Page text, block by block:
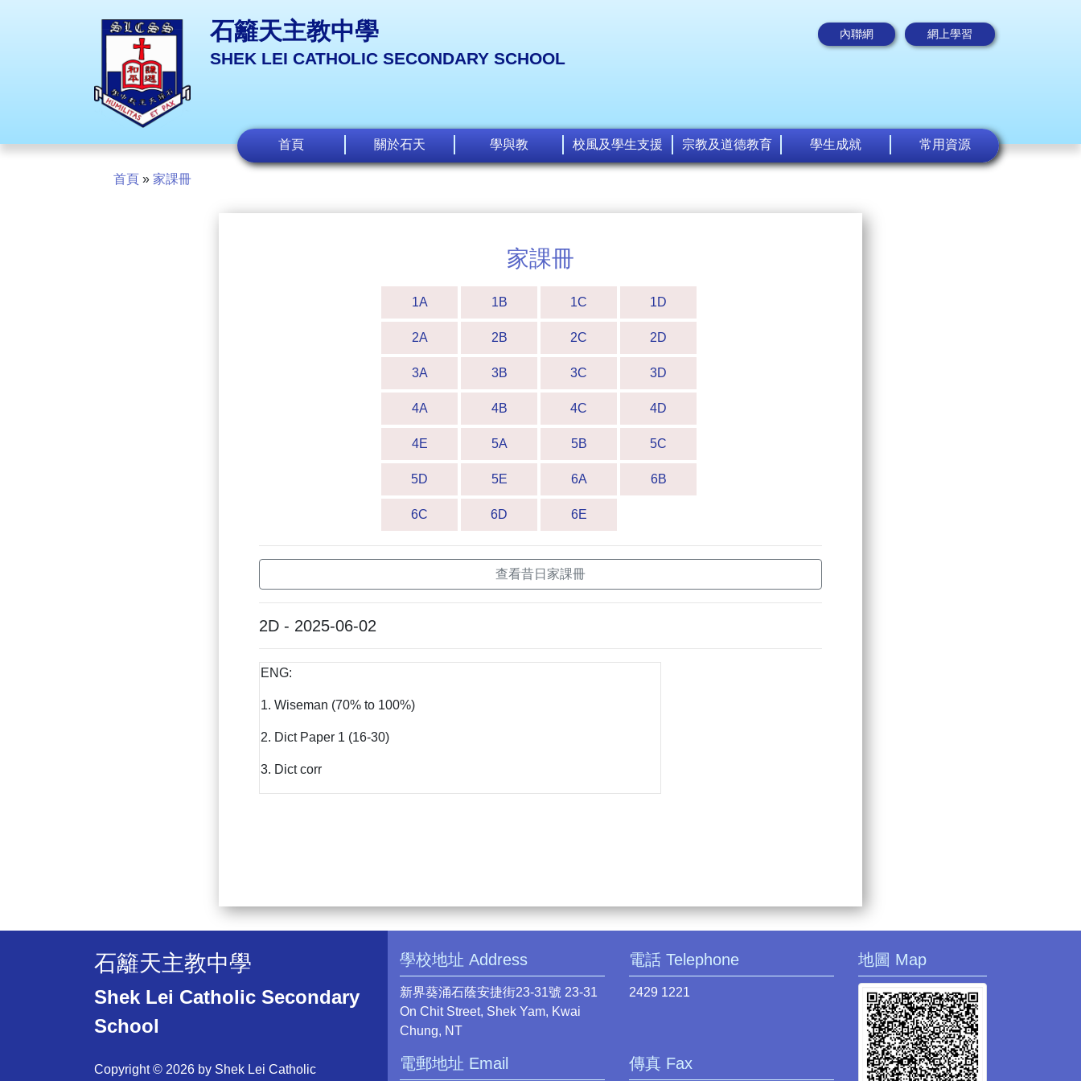
石籬天主教中學
SHEK LEI CATHOLIC SECONDARY SCHOOL
內聯網 網上學習
首頁 關於石天 學與教 校風及學生支援 宗教及道德教育 學生成就 常用資源
首頁 » 家課冊
家課冊
1A 1B 1C 1D
2A 2B 2C 2D
3A 3B 3C 3D
4A 4B 4C 4D
4E 5A 5B 5C
5D 5E 6A 6B
6C 6D 6E
查看昔日家課冊
2D - 2025-06-02
ENG:
1. Wiseman (70% to 100%)
2. Dict Paper 1 (16-30)
3. Dict corr
石籬天主教中學
Shek Lei Catholic Secondary
School
Copyright © 2026 by Shek Lei Catholic
學校地址 Address
新界葵涌石蔭安捷街23-31號 23-31
On Chit Street, Shek Yam, Kwai
Chung, NT
電話 Telephone
2429 1221
電郵地址 Email 傳真 Fax
地圖 Map